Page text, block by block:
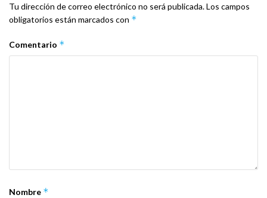
Tu dirección de correo electrónico no será publicada.Los campos
obligatorios están marcados con *
Comentario *
Nombre *